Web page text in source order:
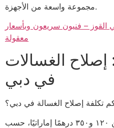
مجموعة واسعة من الأجهزة.
القوز – فنيون سريعون وبأسعار
معقولة
إصلاح الغسالات
في دبي
تكلفة إصلاح الغسالة في دبي؟
ج: تتراوح التكاليف عادةً بين ١٢٠ و٣٥٠ درهمًا إماراتيًا، حسب